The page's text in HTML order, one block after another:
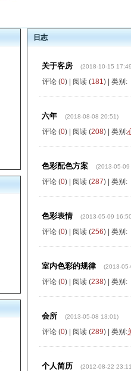
日志
关于客房 (2018-10-15
评论 (0) | 阅读 (181) | 类别:
六年 (2018-08-08 20:51)
评论 (0) | 阅读 (208) | 类别:
色彩配色方案 (2013-05-09
评论 (0) | 阅读 (287) | 类别:
色彩表情 (2013-05-09
评论 (0) | 阅读 (256) | 类别:
室内色彩的规律 (2013-
评论 (0) | 阅读 (238) | 类别:
会所 (2013-05-08 13:01)
评论 (0) | 阅读 (289) | 类别:
个人简历 (2012-08-22